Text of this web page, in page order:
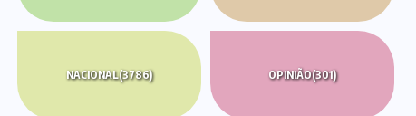
NACIONAL(3786) OPINIÃO(301)